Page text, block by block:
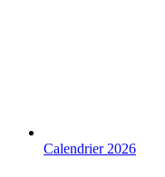
Calendrier 2026